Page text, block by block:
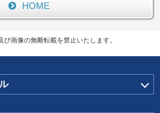
HOME
画像の無断転載を禁止いたします。